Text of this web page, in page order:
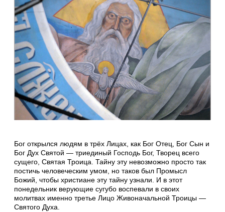
Бог открылся людям в трёх Лицах, как Бог Отец, Бог Сын и
Бог Дух Святой — триединый Господь Бог, Творец всего
сущего, Святая Троица. Тайну эту невозможно просто так
постичь человеческим умом, но таков был Промысл
Божий, чтобы христиане эту тайну узнали. И в этот
понедельник верующие сугубо воспевали в своих
молитвах именно третье Лицо Живоначальной Троицы —
Святого Духа.